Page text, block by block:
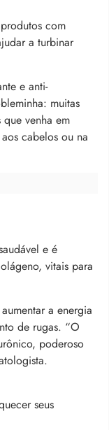
com
a turbinar
e anti-
muitas
venha em
cabelos ou na
e é
vitais para
a energia
de rugas. “O
poderoso
seus